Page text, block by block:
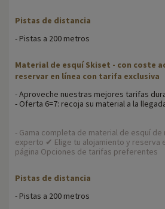
Pistas de distancia
- Pistas a 200 metros
Material de esquí Skiset - con coste
reservar en línea con tarifa exclusiva
- Aproveche nuestras mejores tarifas
- Oferta 6=7: recoja su material a la
- Gama completa de material de esquí
experto ✔ Elige tu alojamiento y reserva
página Opciones de tarifas preferentes
Pistas de distancia
- Pistas a 200 metros